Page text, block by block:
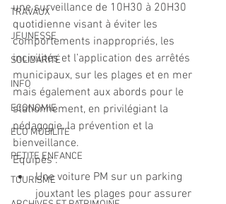
TRAVAUX
JEUNESSE
SOLIDARITÉ
INFO
ECONOMIE
ECO MOBILITE
PETITE ENFANCE
TOURISME
une surveillance de 10H30 à 20H30
quotidienne visant à éviter les
comportements inappropriés, les
incivilités et l’application des arrêtés
municipaux, sur les plages et en mer
mais également aux abords pour le
stationnement, en privilégiant la
pédagogie, la prévention et la
bienveillance.
Equipés :
Une voiture PM sur un parking
jouxtant les plages pour assurer